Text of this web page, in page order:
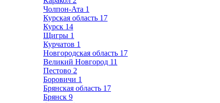
Чолпон-Ата 1
Курская область 17
Курск 14
Щигры 1
Курчатов 1
Новгородская область 17
Великий Новгород 11
Пестово 2
Боровичи 1
Брянская область 17
Брянск 9